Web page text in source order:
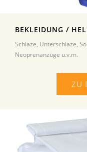
BEKLEIDUNG /
Schlaze, Unterschlaze,
Neoprenanzüge u.v.m.
ZU